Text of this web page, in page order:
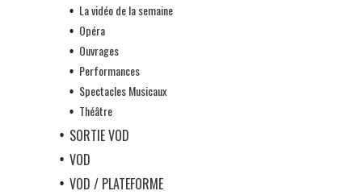
La vidéo de la semaine
Opéra
Ouvrages
Performances
Spectacles Musicaux
Théâtre
SORTIE VOD
VOD
VOD / PLATEFORME